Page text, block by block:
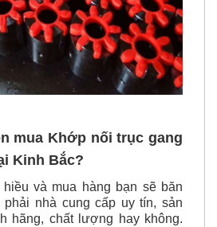
mua Khớp nối trục gang
Kinh Bắc?
và mua hàng bạn sẽ băn
phải nhà cung cấp uy tín, sản
hãng, chất lượng hay không.